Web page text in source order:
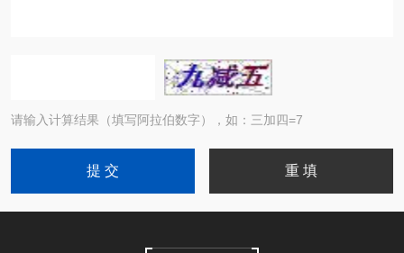
请输入计算结果（填写阿拉伯数字），如：三加四=7